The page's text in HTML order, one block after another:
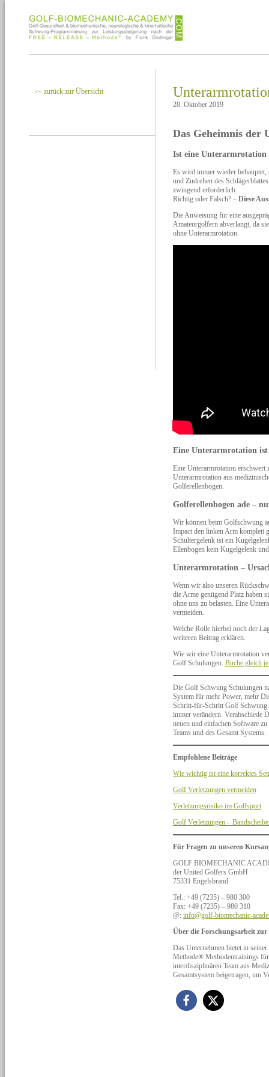
<< zurück zur Übersicht
28. Oktober 2019
Das Geheimnis der
Ist eine
Es wird immer wieder
und Zudrehen des
zwingend erforderlich.
Richtig oder Falsch? – Diese
Die Anweisung für eine
Amateurgolfern abverlangt, da
ohne Unterarmrotation.
Eine Unterarmrotation
Eine Unterarmrotation erschwert
Unterarmrotation aus
Golferellenbogen.
Golferellenbogen ade –
Wir können beim Golfschwung
Impact den linken Arm komplett
Schultergelenk ist ein
Ellenbogen kein Kugelgelenk
Unterarmrotation –
Wenn wir also unseren
die Arme genügend Platz haben
ohne uns zu belasten. Eine
vermeiden.
Welche Rolle hierbei noch der
weiteren Beitrag erklären.
Wie wir eine Unterarmrotation
Golf Schulungen. Buche gleich
Die Golf Schwung Schulungen
System für mehr Power, mehr
Schritt-für-Schritt Golf Schwung
immer verändern. Verabschiede
neuen und einfachen Software
Teams und des Gesamt Systems.
Empfohlene Beiträge
Wie wichtig ist eine korrektes
Golf Verletzungen vermeiden
Verletzungsrisiko im Golfsport
Golf Verletzungen –
Für Fragen zu unseren
GOLF BIOMECHANIC
der United Golfers GmbH
75331 Engelsbrand
Tel.: +49 (7235) – 980 300
Fax: +49 (7235) – 980 310
@: info@golf-biomechanic-
Über die Forschungsarbeit
Das Unternehmen bietet in
Methode® Methodentrainings für
interdisziplinären Team aus
Gesamtsystem beigetragen, um